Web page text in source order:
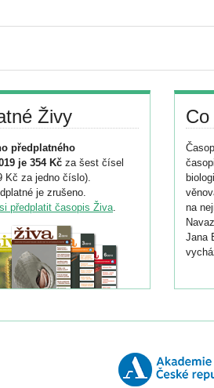
Živy
předplatného
je 354 Kč za šest čísel
Kč za jedno číslo).
je zrušeno.
předplatit časopis Živa.
na
Jana